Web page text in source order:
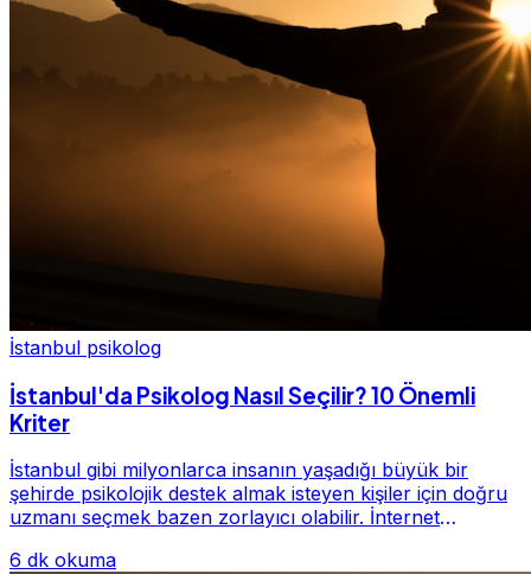
İstanbul psikolog
İstanbul'da Psikolog Nasıl Seçilir? 10 Önemli
Kriter
İstanbul gibi milyonlarca insanın yaşadığı büyük bir
şehirde psikolojik destek almak isteyen kişiler için doğru
uzmanı seçmek bazen zorlayıcı olabilir. İnternet
6 dk okuma